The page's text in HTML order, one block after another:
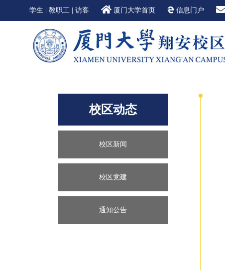
学生 教职工| 访客 厦门大学首页 信息门户
校区动态
校区新闻
校区党建
通知公告